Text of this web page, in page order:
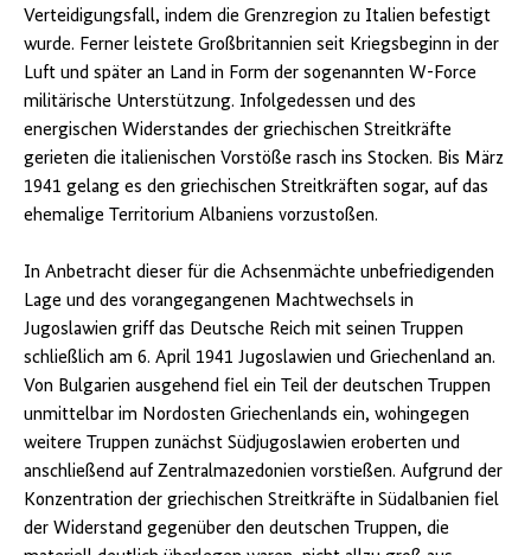
Verteidigungsfall, indem die Grenzregion zu Italien befestigt
wurde. Ferner leistete Großbritannien seit Kriegsbeginn in der
Luft und später an Land in Form der sogenannten W-Force
militärische Unterstützung. Infolgedessen und des
energischen Widerstandes der griechischen Streitkräfte
gerieten die italienischen Vorstöße rasch ins Stocken. Bis März
1941 gelang es den griechischen Streitkräften sogar, auf das
ehemalige Territorium Albaniens vorzustoßen.
In Anbetracht dieser für die Achsenmächte unbefriedigenden
Lage und des vorangegangenen Machtwechsels in
Jugoslawien griff das Deutsche Reich mit seinen Truppen
schließlich am 6. April 1941 Jugoslawien und Griechenland an.
Von Bulgarien ausgehend fiel ein Teil der deutschen Truppen
unmittelbar im Nordosten Griechenlands ein, wohingegen
weitere Truppen zunächst Südjugoslawien eroberten und
anschließend auf Zentralmazedonien vorstießen. Aufgrund der
Konzentration der griechischen Streitkräfte in Südalbanien fiel
der Widerstand gegenüber den deutschen Truppen, die